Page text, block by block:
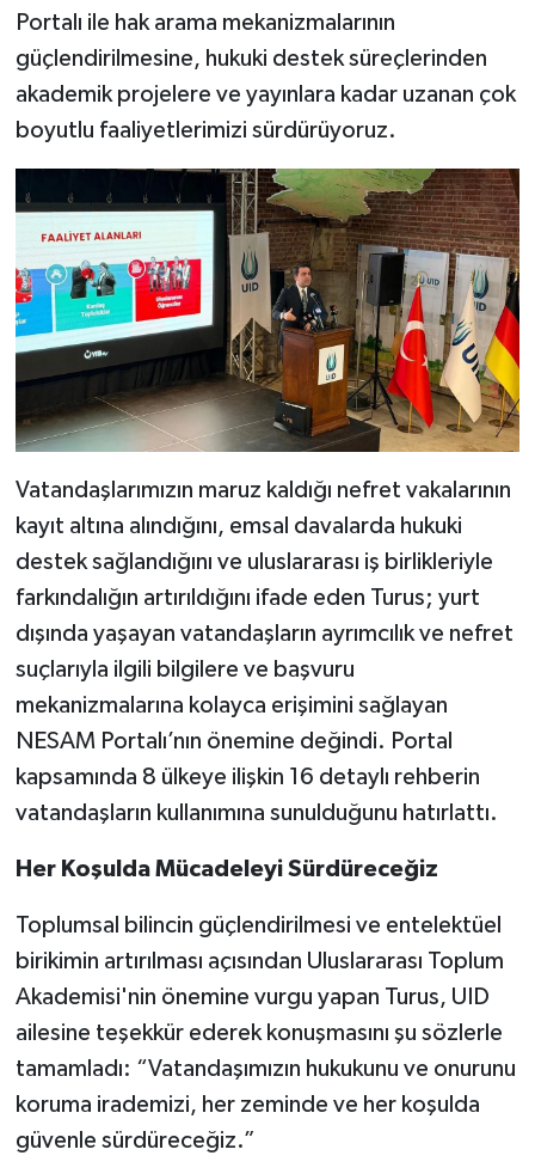
Portalı ile hak arama mekanizmalarının
güçlendirilmesine, hukuki destek süreçlerinden
akademik projelere ve yayınlara kadar uzanan çok
boyutlu faaliyetlerimizi sürdürüyoruz.
Vatandaşlarımızın maruz kaldığı nefret vakalarının
kayıt altına alındığını, emsal davalarda hukuki
destek sağlandığını ve uluslararası iş birlikleriyle
farkındalığın artırıldığını ifade eden Turus; yurt
dışında yaşayan vatandaşların ayrımcılık ve nefret
suçlarıyla ilgili bilgilere ve başvuru
mekanizmalarına kolayca erişimini sağlayan
NESAM Portalı’nın önemine değindi. Portal
kapsamında 8 ülkeye ilişkin 16 detaylı rehberin
vatandaşların kullanımına sunulduğunu hatırlattı.
Her Koşulda Mücadeleyi Sürdüreceğiz
Toplumsal bilincin güçlendirilmesi ve entelektüel
birikimin artırılması açısından Uluslararası Toplum
Akademisi'nin önemine vurgu yapan Turus, UID
ailesine teşekkür ederek konuşmasını şu sözlerle
tamamladı: “Vatandaşımızın hukukunu ve onurunu
koruma irademizi, her zeminde ve her koşulda
güvenle sürdüreceğiz.”